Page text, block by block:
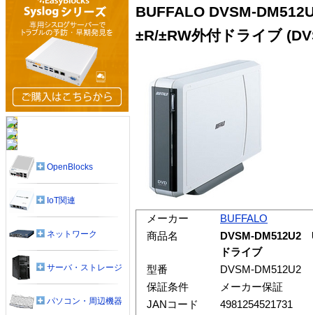
BUFFALO DVSM-
±R/±RW外付ドライブ
メーカー
BUFFALO
商品名
DVSM-DM512U2
ドライブ
型番
DVSM-DM512U2
保証条件
メーカー保証
JANコード
4981254521731
OpenBlocks
IoT関連
ネットワーク
サーバ・ストレージ
パソコン・周辺機器